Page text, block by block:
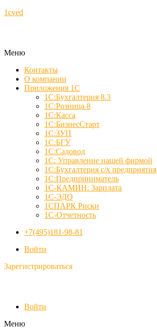
1cved
Меню
Контакты
О компании
Приложения 1С
1С:Бухгалтерия 8.3
1С:Розница 8
1С:Касса
1С:БизнесСтарт
1С:ЗУП
1С:БГУ
1С:Садовод
1С: Управление нашей фирмой
1С:Бухгалтерия с/х предприятия
1С:Предприниматель
1С-КАМИН: Зарплата
1С-ЭДО
1СПАРК Риски
1С-Отчетность
+7(495)181-98-81
Войти
Зарегистрироваться
Войти
Меню